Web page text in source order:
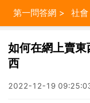
第一問答網 > 社會
如何在網上賣
西
2022-12-19